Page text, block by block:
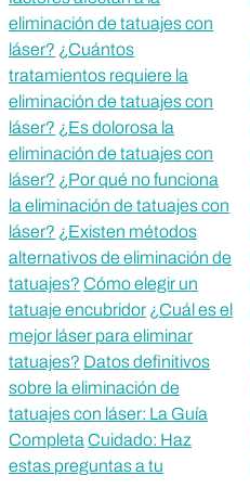
eliminación de tatuajes con
láser? ¿Cuántos
tratamientos requiere la
eliminación de tatuajes con
láser? ¿Es dolorosa la
eliminación de tatuajes con
láser? ¿Por qué no funciona
la eliminación de tatuajes con
láser? ¿Existen métodos
alternativos de eliminación de
tatuajes? Cómo elegir un
tatuaje encubridor ¿Cuál es el
mejor láser para eliminar
tatuajes? Datos definitivos
sobre la eliminación de
tatuajes con láser: La Guía
Completa Cuidado: Haz
estas preguntas a tu